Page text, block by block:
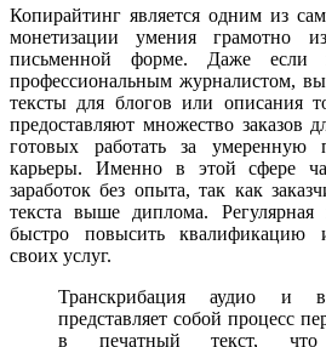
Копирайтинг является одним из
монетизации умения грамотно
письменной форме. Даже если
профессиональным журналистом,
тексты для блогов или описания
предоставляют множество заказов
готовых работать за умеренную
карьеры. Именно в этой сфере
заработок без опыта, так как
текста выше диплома. Регулярная
быстро повысить квалификацию
своих услуг.
Транскрибация аудио и
представляет собой процесс
в печатный текст,